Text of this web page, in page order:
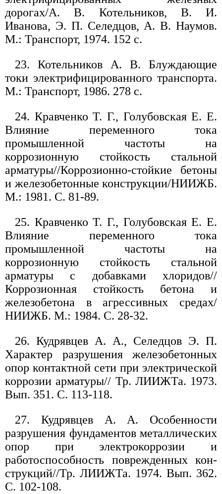
дорогах/А. В. Котельников, В. И.
Иванова, Э. П. Селедцов, А. В. Наумов.
М.: Транспорт, 1974. 152 с.
23. Котельников А. В. Блуждающие
токи электрифицированного транспорта.
М.: Транспорт, 1986. 278 с.
24. Кравченко Т. Г., Голубовская Е. Е.
Влияние переменного тока
промышленной частоты на
коррозионную стойкость стальной
арматуры//Коррозионно-стойкие бетоны
и железобетонные конструкции/НИИЖБ.
М.: 1981. С. 81-89.
25. Кравченко Т. Г., Голубовская Е. Е.
Влияние переменного тока
промышленной частоты на
коррозионную стойкость стальной
арматуры с добавками хлоридов//
Коррозионная стойкость бетона и
железобетона в агрессивных средах/
НИИЖБ. М.: 1984. С. 28-32.
26. Кудрявцев А. А., Селедцов Э. П.
Характер разрушения железобетонных
опор контактной сети при электрической
коррозии арматуры// Тр. ЛИИЖТа. 1973.
Вып. 351. С. 113-118.
27. Кудрявцев А. А. Особенности
разрушения фундаментов металлических
опор при электрокоррозии и
работоспособность поврежденных кон-
струкций//Тр. ЛИИЖТа. 1974. Вып. 362.
С. 102-108.